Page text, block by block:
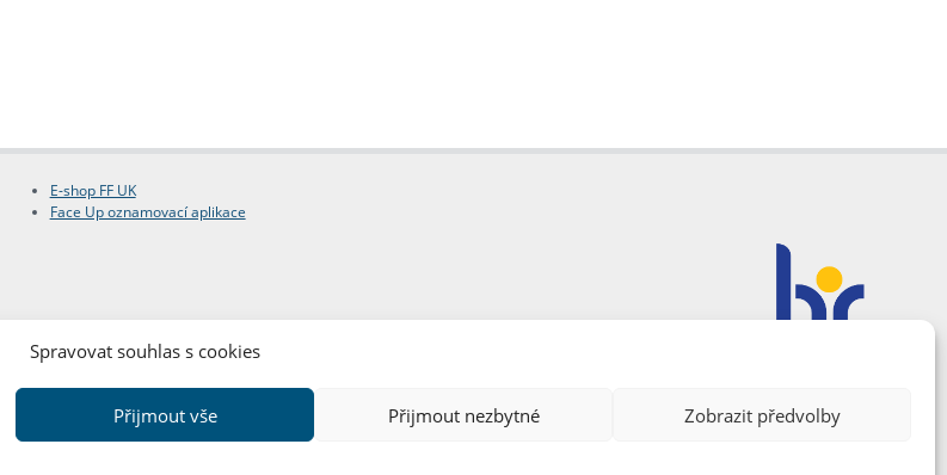
Spravovat souhlas s cookies
Přijmout vše Přijmout nezbytné Zobrazit předvolby
E-shop FF UK
Face Up oznamovací aplikace